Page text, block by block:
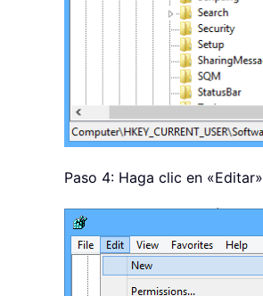
Paso 4: Haga clic en «Editar»